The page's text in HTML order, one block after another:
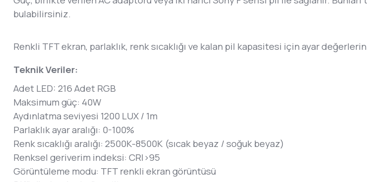
bulabilirsiniz.
Renkli TFT ekran, parlaklık, renk sıcaklığı ve kalan pil kapasitesi için ayar
Teknik Veriler:
Adet LED: 216 Adet RGB
Maksimum güç: 40W
Aydınlatma seviyesi 1200 LUX / 1m
Parlaklık ayar aralığı: 0-100%
Renk sıcaklığı aralığı: 2500K-8500K (sıcak beyaz / soğuk beyaz)
Renksel geriverim indeksi: CRI>95
Görüntüleme modu: TFT renkli ekran görüntüsü